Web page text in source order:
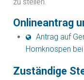
Onlineantrag
Antrag auf
Hornknospen
Zuständige